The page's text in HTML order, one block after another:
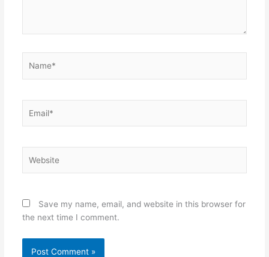
Save my name, email, and website in this browser for
the next time I comment.